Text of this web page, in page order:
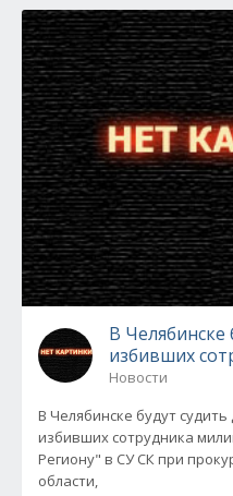
В Челябинске
избивших
Новости
В Челябинске будут
избивших сотрудника
Региону" в СУ СК при
области,